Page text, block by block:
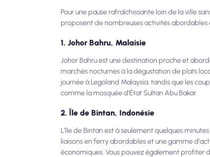
Pour une pause rafraîchissante loin de la ville
proposent de nombreuses activités abordables
1. Johor Bahru, Malaisie
Johor Bahru est une destination proche et
marchés nocturnes à la dégustation de plats
journée à Legoland Malaysia, tandis que les
comme la mosquée d'État Sultan Abu Bakar.
2. Île de Bintan, Indonésie
L'île de Bintan est à seulement quelques
liaisons en ferry abordables et une gamme
économiques. Vous pouvez également profiter